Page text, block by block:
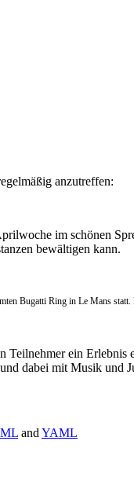
anzutreffen:
im schönen
bewältigen kann.
Bugatti Ring in Le Mans
ein
dabei mit Musik und
and YAML